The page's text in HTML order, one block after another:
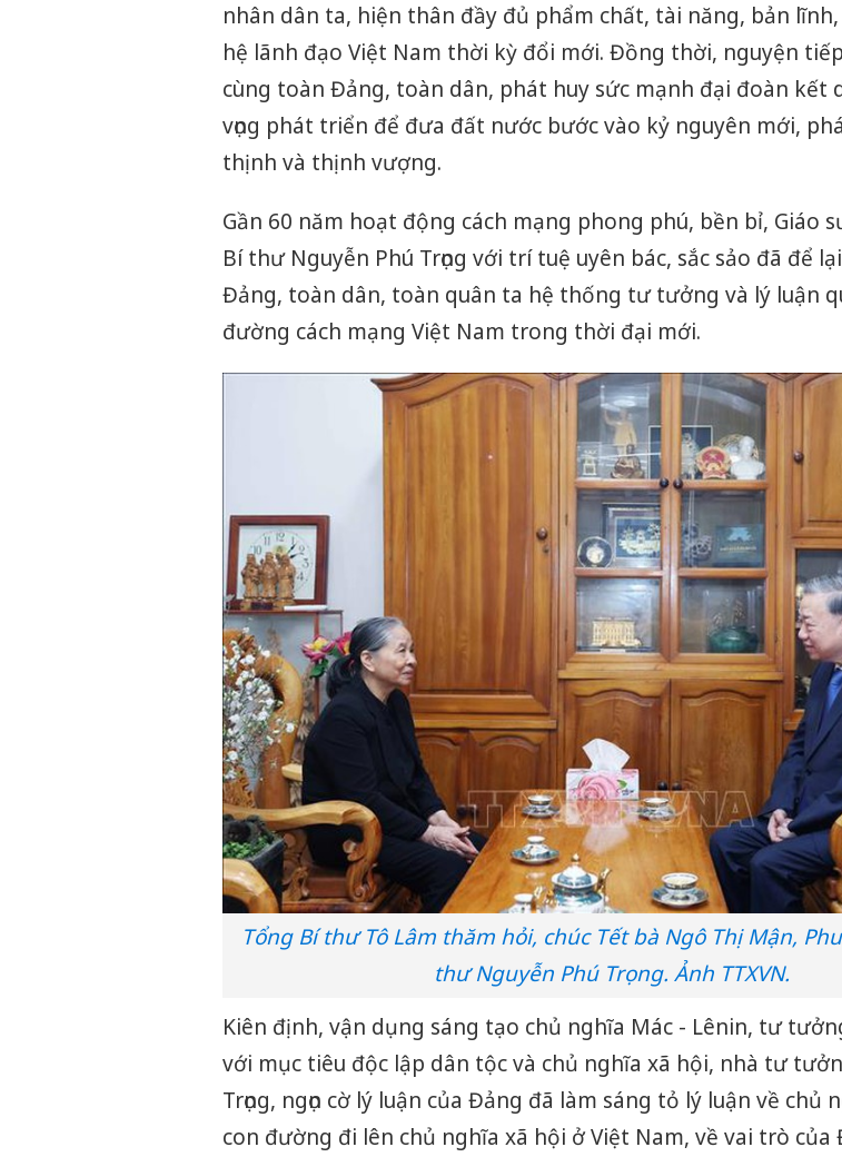
nhân dân ta, hiện thân đầy đủ phẩm chất, tài năng, bản
hệ lãnh đạo Việt Nam thời kỳ đổi mới. Đồng thời, nguyện
cùng toàn Đảng, toàn dân, phát huy sức mạnh đại đoàn kết
vọng phát triển để đưa đất nước bước vào kỷ nguyên mới,
thịnh và thịnh vượng.
Gần 60 năm hoạt động cách mạng phong phú, bền bỉ, Giáo
Bí thư Nguyễn Phú Trọng với trí tuệ uyên bác, sắc sảo đã để
Đảng, toàn dân, toàn quân ta hệ thống tư tưởng và lý luận
đường cách mạng Việt Nam trong thời đại mới.
Tổng Bí thư Tô Lâm thăm hỏi, chúc Tết bà Ngô Thị Mận,
thư Nguyễn Phú Trọng. Ảnh TTXVN.
Kiên định, vận dụng sáng tạo chủ nghĩa Mác - Lênin, tư
với mục tiêu độc lập dân tộc và chủ nghĩa xã hội, nhà tư
Trọng, ngọn cờ lý luận của Đảng đã làm sáng tỏ lý luận về chủ
con đường đi lên chủ nghĩa xã hội ở Việt Nam, về vai trò của